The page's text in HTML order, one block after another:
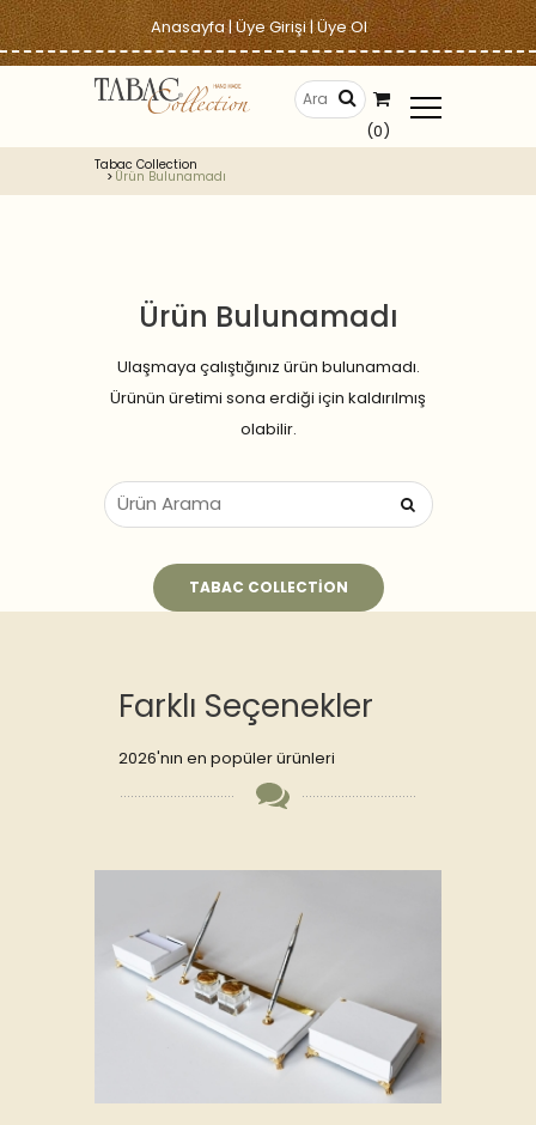
Anasayfa|Üye Girişi|Üye Ol
(0)
Tabac Collection
Ürün Bulunamadı
Ürün Bulunamadı
Ulaşmaya çalıştığınız ürün bulunamadı.
Ürünün üretimi sona erdiği için kaldırılmış
olabilir.
TABAC COLLECTION
Farklı Seçenekler
2026'nın en popüler ürünleri